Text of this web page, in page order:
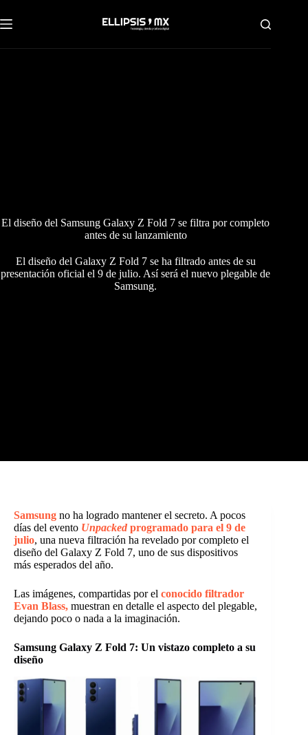
al
contenido
El diseño del Samsung Galaxy Z Fold 7 se filtra por completo
antes de su lanzamiento
El diseño del Galaxy Z Fold 7 se ha filtrado antes de su
presentación oficial el 9 de julio. Así será el nuevo plegable de
Samsung.
Samsung no ha logrado mantener el secreto. A pocos
días del evento Unpacked programado para el 9 de
julio, una nueva filtración ha revelado por completo el
diseño del Galaxy Z Fold 7, uno de sus dispositivos
más esperados del año.
Las imágenes, compartidas por el conocido filtrador
Evan Blass, muestran en detalle el aspecto del plegable,
dejando poco o nada a la imaginación.
Samsung Galaxy Z Fold 7: Un vistazo completo a su
diseño